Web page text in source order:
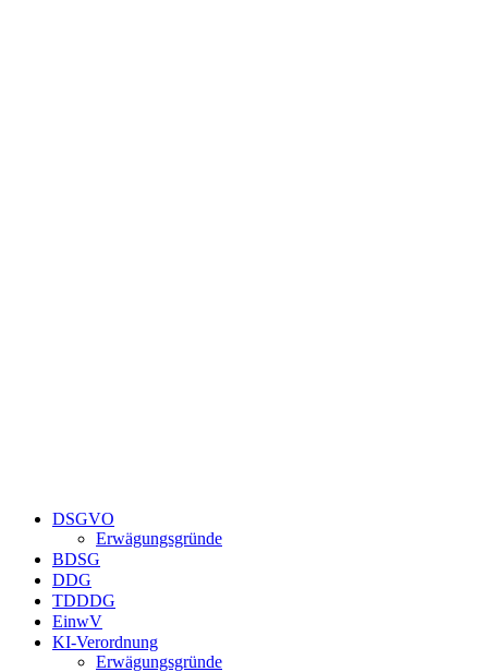
DSGVO
Erwägungsgründe
BDSG
DDG
TDDDG
EinwV
KI-Verordnung
Erwägungsgründe